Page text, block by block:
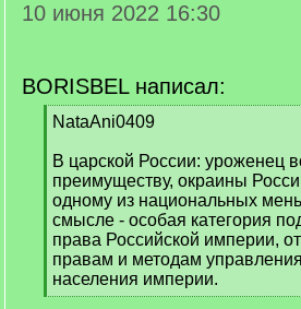
10 июня 2022 16:30
BORISBEL написал:
[
]
NataAni0409
В царской России: уроженец
преимуществу, окраины
одному из национальных
смысле - особая категория
права Российской империи,
правам и методам
населения империи.
[